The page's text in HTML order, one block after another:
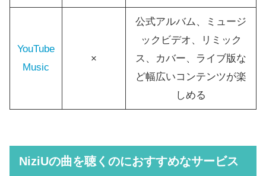
YouTube
Music
×
公式アルバム、ミュージ
ックビデオ、リミック
ス、カバー、ライブ版な
ど幅広いコンテンツが楽
しめる
NiziUの曲を聴くのにおすすめなサービス